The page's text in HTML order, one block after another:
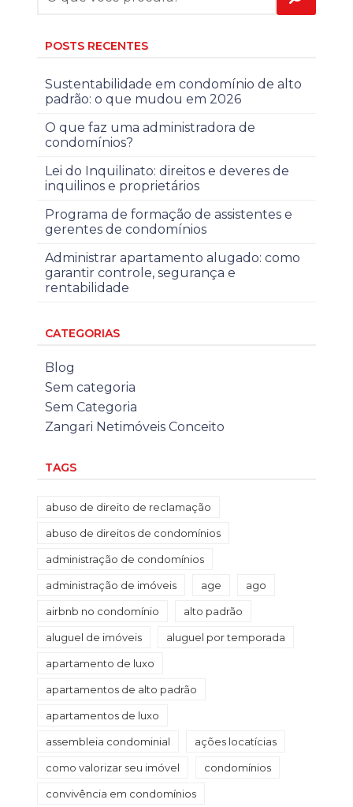
POSTS RECENTES
Sustentabilidade em condomínio de alto
padrão: o que mudou em 2026
O que faz uma administradora de
condomínios?
Lei do Inquilinato: direitos e deveres de
inquilinos e proprietários
Programa de formação de assistentes e
gerentes de condomínios
Administrar apartamento alugado: como
garantir controle, segurança e
rentabilidade
CATEGORIAS
Blog
Sem categoria
Sem Categoria
Zangari Netimóveis Conceito
TAGS
abuso de direito de reclamação
abuso de direitos de condomínios
administração de condomínios
administração de imóveis age ago
airbnb no condomínio alto padrão
aluguel de imóveis aluguel por temporada
apartamento de luxo
apartamentos de alto padrão
apartamentos de luxo
assembleia condominial ações locatícias
como valorizar seu imóvel condomínios
convivência em condomínios